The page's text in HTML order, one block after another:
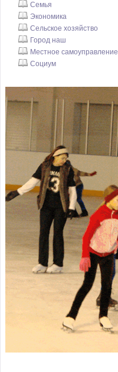
Семья
Экономика
Сельское хозяйство
Город наш
Местное самоуправление
Социум